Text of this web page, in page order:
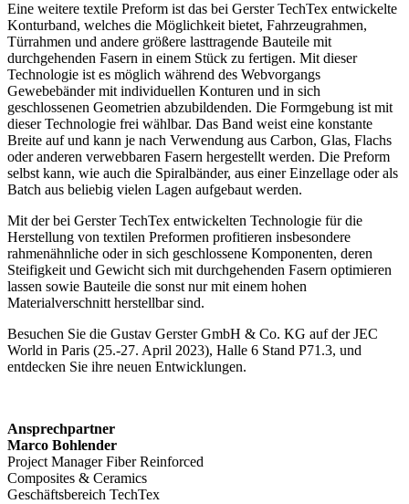
Eine weitere textile Preform ist das bei Gerster TechTex entwickelte
Konturband, welches die Möglichkeit bietet, Fahrzeugrahmen,
Türrahmen und andere größere lasttragende Bauteile mit
durchgehenden Fasern in einem Stück zu fertigen. Mit dieser
Technologie ist es möglich während des Webvorgangs
Gewebebänder mit individuellen Konturen und in sich
geschlossenen Geometrien abzubildenden. Die Formgebung ist mit
dieser Technologie frei wählbar. Das Band weist eine konstante
Breite auf und kann je nach Verwendung aus Carbon, Glas, Flachs
oder anderen verwebbaren Fasern hergestellt werden. Die Preform
selbst kann, wie auch die Spiralbänder, aus einer Einzellage oder als
Batch aus beliebig vielen Lagen aufgebaut werden.
Mit der bei Gerster TechTex entwickelten Technologie für die
Herstellung von textilen Preformen profitieren insbesondere
rahmenähnliche oder in sich geschlossene Komponenten, deren
Steifigkeit und Gewicht sich mit durchgehenden Fasern optimieren
lassen sowie Bauteile die sonst nur mit einem hohen
Materialverschnitt herstellbar sind.
Besuchen Sie die Gustav Gerster GmbH & Co. KG auf der JEC
World in Paris (25.-27. April 2023), Halle 6 Stand P71.3, und
entdecken Sie ihre neuen Entwicklungen.
Ansprechpartner
Marco Bohlender
Project Manager Fiber Reinforced
Composites & Ceramics
Geschäftsbereich TechTex